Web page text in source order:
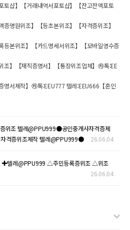
샵】【거래내역서포토샵】【잔고잔액포토
명원위조】【등초본위조】【자격증위조】
본위조】【카드명세서위조】【모바일영수증
】【재직증명서】【통장위조업체】㉸톡:EE
서제작】㉸톡:EEU777 텔레:EEU666【혼인
위조 텔레@PPU999●공인중개사자격증제
격증위조제작 텔레@PPU999●
26.06.04
✚텔레@PPU999 △주민등록증위조 △위조
26.06.04